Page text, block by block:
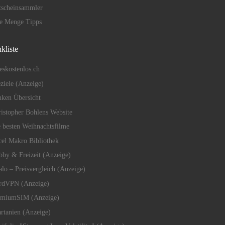
Menge Tipps
(Anzeige)
Übersicht
Bohlens Website
besten Weihnachtsfilme
Makro Bibliothek
& Freizeit (Anzeige)
– Preisvergleich (Anzeige)
(Anzeige)
(Anzeige)
(Anzeige)